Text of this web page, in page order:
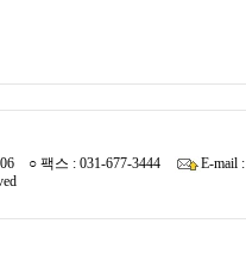
○ 팩스 : 031-677-3444
E-mail :